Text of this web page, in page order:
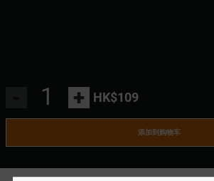
+ HK$109
添加到购物车